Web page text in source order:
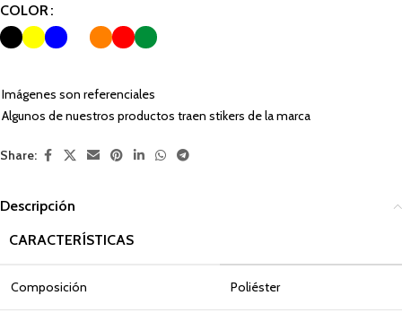
COLOR
Imágenes son referenciales
Algunos de nuestros productos traen stikers de la marca
Share:
Descripción
CARACTERÍSTICAS
Composición Poliéster